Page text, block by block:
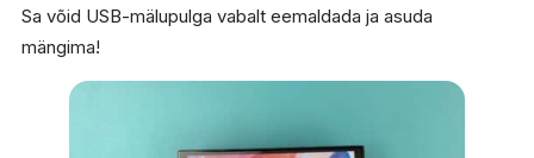
Sa võid USB-mälupulga vabalt eemaldada ja asuda
mängima!